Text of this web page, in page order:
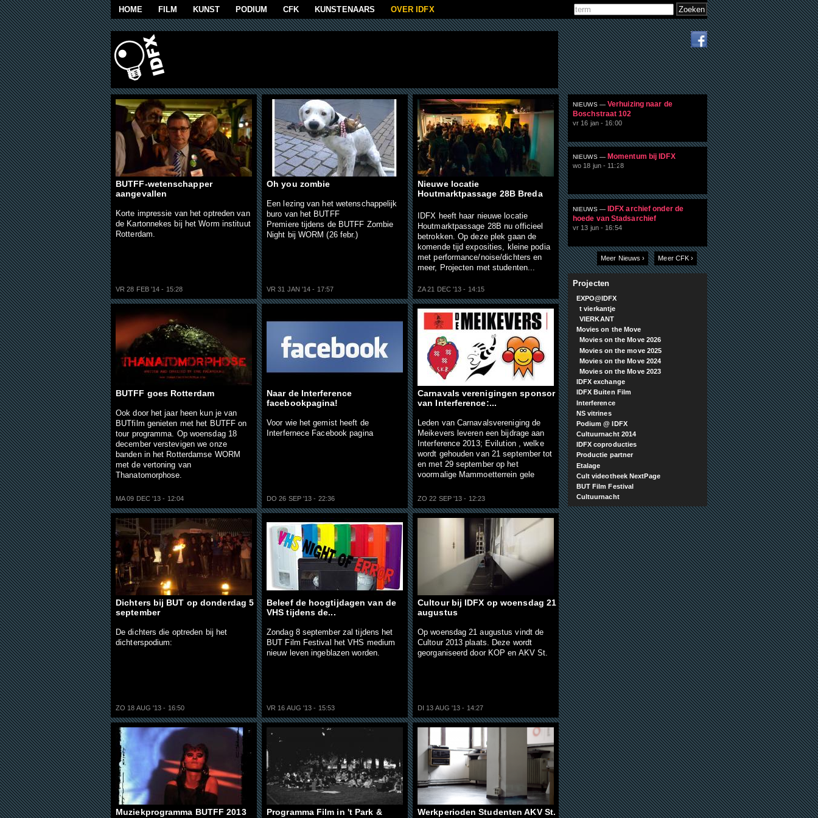
Overslaan en naar de algemene inhoud gaan
HOME FILM KUNST PODIUM CFK KUNSTENAARS OVER IDFX Zoekveld
Zoeken
BUTFF-wetenschapper
aangevallen
Korte impressie van het optreden van
de Kartonnekes bij het Worm instituut
Rotterdam.
VR 28 FEB '14 - 15:28
Oh you zombie
Een lezing van het wetenschappelijk
buro van het BUTFF
Premiere tijdens de BUTFF Zombie
Night bij WORM (26 febr.)
VR 31 JAN '14 - 17:57
Nieuwe locatie
Houtmarktpassage 28B Breda
IDFX heeft haar nieuwe locatie
Houtmarktpassage 28B nu officieel
betrokken. Op deze plek gaan de
komende tijd exposities, kleine podia
met performance/noise/dichters en
meer, Projecten met studenten...
ZA 21 DEC '13 - 14:15
BUTFF goes Rotterdam
Ook door het jaar heen kun je van
BUTfilm genieten met het BUTFF on
tour programma. Op woensdag 18
december verstevigen we onze
banden in het Rotterdamse WORM
met de vertoning van
Thanatomorphose.
MA 09 DEC '13 - 12:04
Naar de Interference
facebookpagina!
Voor wie het gemist heeft de
Interfernece Facebook pagina
DO 26 SEP '13 - 22:36
Carnavals verenigingen sponsor
van Interference:...
Leden van Carnavalsvereniging de
Meikevers leveren een bijdrage aan
Interference 2013; Evilution , welke
wordt gehouden van 21 september tot
en met 29 september op het
voormalige Mammoetterrein gele
ZO 22 SEP '13 - 12:23
Dichters bij BUT op donderdag 5
september
De dichters die optreden bij het
dichterspodium:
ZO 18 AUG '13 - 16:50
Beleef de hoogtijdagen van de
VHS tijdens de...
Zondag 8 september zal tijdens het
BUT Film Festival het VHS medium
nieuw leven ingeblazen worden.
VR 16 AUG '13 - 15:53
Cultour bij IDFX op woensdag 21
augustus
Op woensdag 21 augustus vindt de
Cultour 2013 plaats. Deze wordt
georganiseerd door KOP en AKV St.
DI 13 AUG '13 - 14:27
Muziekprogramma BUTFF 2013
Programma Film in 't Park &
Werkperioden Studenten AKV St.
Pagina's NIEUWS — Verhuizing naar de
Boschstraat 102
vr 16 jan - 16:00
NIEUWS — Momentum bij IDFX
wo 18 jun - 11:28
NIEUWS —
IDFX archief onder de
hoede van Stadsarchief
vr 13 jun - 16:54
Meer Nieuws › Meer CFK ›
Projecten
EXPO@IDFX
t vierkantje
VIERKANT
Movies on the Move
Movies on the Move 2026
Movies on the move 2025
Movies on the Move 2024
Movies on the Move 2023
IDFX exchange
IDFX Buiten Film
Interference
NS vitrines
Podium @ IDFX
Cultuurnacht 2014
IDFX coproducties
Productie partner
Etalage
Cult videotheek NextPage
BUT Film Festival
Cultuurnacht